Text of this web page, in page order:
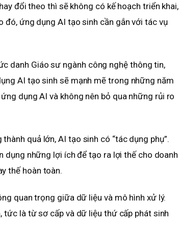
đổi theo thì sẽ không có kế hoạch triển khai,
đó, ứng dụng AI tạo sinh cần gắn với tác vụ
danh Giáo sư ngành công nghệ thông tin,
AI tạo sinh sẽ mạnh mẽ trong những năm
dụng AI và không nên bỏ qua những rủi ro
quả lớn, AI tạo sinh có “tác dụng phụ”.
dụng những lợi ích để tạo ra lợi thế cho doanh
thế hoàn toàn.
quan trọng giữa dữ liệu và mô hình xử lý.
tức là từ sơ cấp và dữ liệu thứ cấp phát sinh